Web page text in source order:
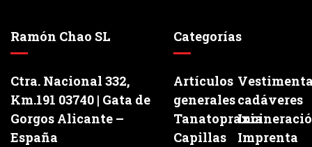
Ramón Chao SL
Ctra. Nacional 332,
Km.191 03740 | Gata de
Gorgos Alicante –
España
Categorías
Artículos
generalescadáveres
Tanatopraxia
Capillas
Imprenta